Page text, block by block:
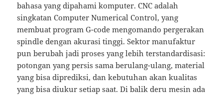
bahasa yang dipahami komputer. CNC adalah
singkatan Computer Numerical Control, yang
membuat program G-code mengomando pergerakan
spindle dengan akurasi tinggi. Sektor manufaktur
pun berubah jadi proses yang lebih terstandardisasi:
potongan yang persis sama berulang-ulang, material
yang bisa diprediksi, dan kebutuhan akan kualitas
yang bisa diukur setiap saat. Di balik deru mesin ada